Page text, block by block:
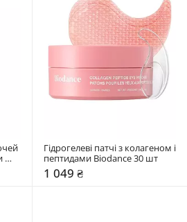
Гідрогелеві патчі з колагеном і
пептидами Biodance 30 шт
1 049 ₴